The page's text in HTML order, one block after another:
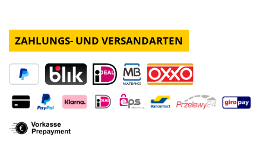
ZAHLUNGS- UND VERSANDARTEN